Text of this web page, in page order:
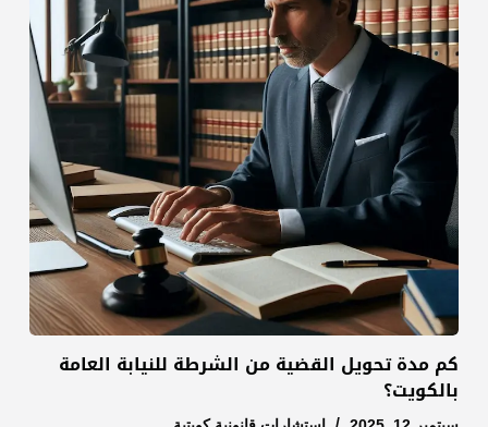
كم مدة تحويل القضية من الشرطة للنيابة العامة
بالكويت؟